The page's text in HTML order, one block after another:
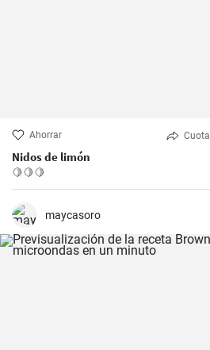
Ahorrar Cuota
Nidos de limón
🍋🍋🍋
maycasoro